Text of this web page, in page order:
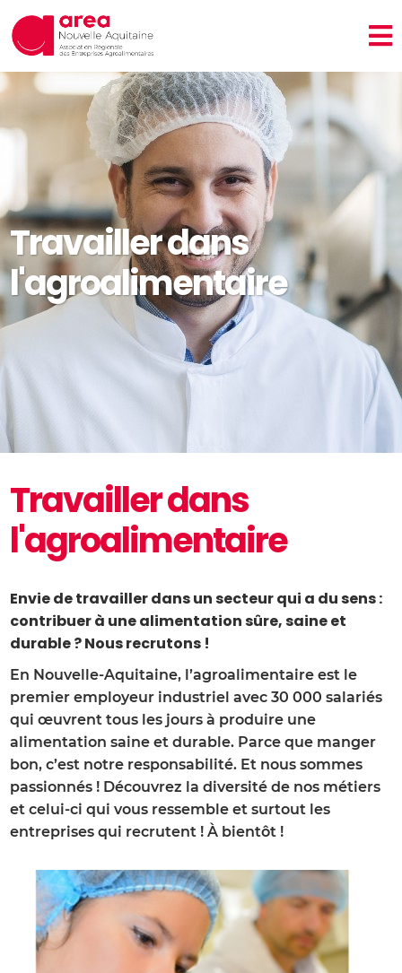
Travailler dans
l'agroalimentaire
Travailler dans
l'agroalimentaire
Envie de travailler dans un secteur qui a du sens :
contribuer à une alimentation sûre, saine et
durable ? Nous recrutons !
En Nouvelle-Aquitaine, l’agroalimentaire est le
premier employeur industriel avec 30 000 salariés
qui œuvrent tous les jours à produire une
alimentation saine et durable. Parce que manger
bon, c’est notre responsabilité. Et nous sommes
passionnés ! Découvrez la diversité de nos métiers
et celui-ci qui vous ressemble et surtout les
entreprises qui recrutent ! À bientôt !